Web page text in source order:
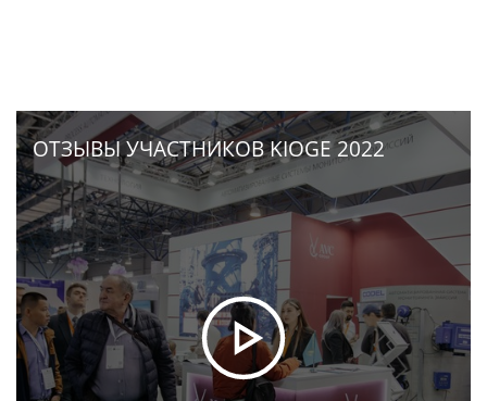
ОТЗЫВЫ УЧАСТНИКОВ KIOGE 2022